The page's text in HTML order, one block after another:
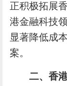
正积极拓展
港金融科技
显著降低成
案。
二、 香